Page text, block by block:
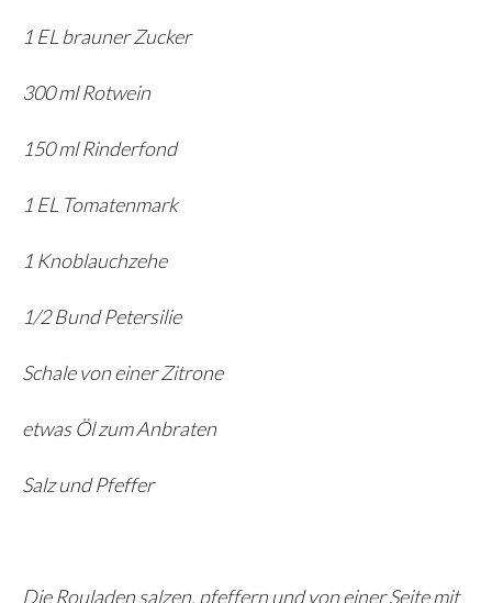
1 EL brauner Zucker
300 ml Rotwein
150 ml Rinderfond
1 EL Tomatenmark
1 Knoblauchzehe
1/2 Bund Petersilie
Schale von einer Zitrone
etwas Öl zum Anbraten
Salz und Pfeffer
Die Rouladen salzen, pfeffern und von einer Seite mit